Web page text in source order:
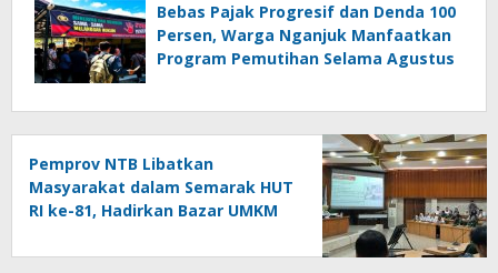
Bebas Pajak Progresif dan Denda 100
Persen, Warga Nganjuk Manfaatkan
Program Pemutihan Selama Agustus
Pemprov NTB Libatkan
Masyarakat dalam Semarak HUT
RI ke-81, Hadirkan Bazar UMKM